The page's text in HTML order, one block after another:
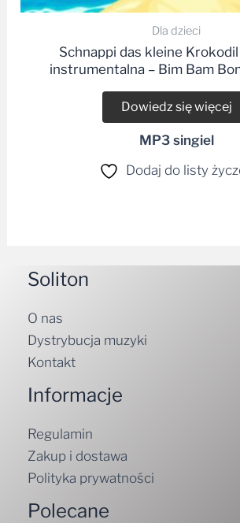
Dla dzieci
Schnappi das kleine
instrumentalna – Bim Bam
Dowiedz się więcej
MP3 singiel
Dodaj do listy
Soliton
O nas
Dystrybucja muzyki
Kontakt
Informacje
Regulamin
Zakup i dostawa
Polityka prywatności
Polecane